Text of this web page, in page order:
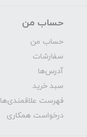
حساب من
حساب من
سفارشات
آدرس‌ها
سبد خرید
فهرست علاقمندی‌ها
درخواست همکاری